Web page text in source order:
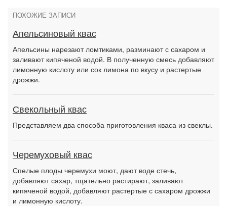
ПОХОЖИЕ ЗАПИСИ
Апельсиновый квас
Апельсины нарезают ломтиками, разминают с сахаром и
заливают кипяченой водой. В полученную смесь добавляют
лимонную кислоту или сок лимона по вкусу и растертые
дрожжи.
Свекольный квас
Представляем два способа приготовления кваса из свеклы.
Черемуховый квас
Спелые плоды черемухи моют, дают воде стечь,
добавляют сахар, тщательно растирают, заливают
кипяченой водой, добавляют растертые с сахаром дрожжи
и лимонную кислоту.